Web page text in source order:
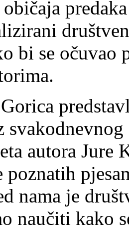
običaja
bi se
autora Jure
poznatih
nama je
naučiti kako